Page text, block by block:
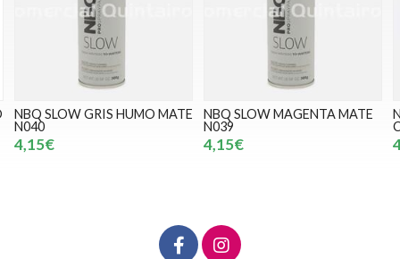
NBQ SLOW MAGENTA MATE
N039
4,15€
NBQ SLOW ROJO
CALIMOCHO MATE N015
4,15€